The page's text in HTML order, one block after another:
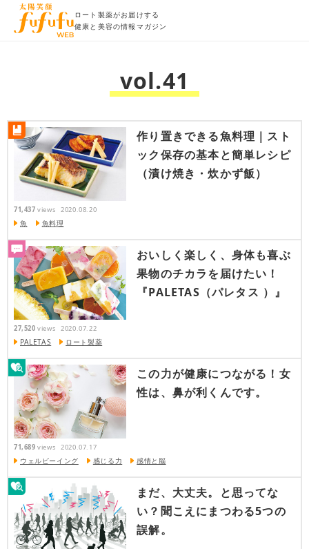
ロート製薬がお届けする
健康と美容の情報マガジン
vol.41
作り置きできる魚料理｜スト
ック保存の基本と簡単レシピ
（漬け焼き・炊かず飯）
71,437 views 2020.08.20
魚 魚料理
おいしく楽しく、身体も喜ぶ
果物のチカラを届けたい！
『PALETAS（パレタス ）』
27,520 views 2020.07.22
PALETAS ロート製薬
この力が健康につながる！女
性は、鼻が利くんです。
71,689 views 2020.07.17
ウェルビーイング 感じる力 感情と脳
まだ、大丈夫。と思ってな
い？聞こえにまつわる5つの
誤解。